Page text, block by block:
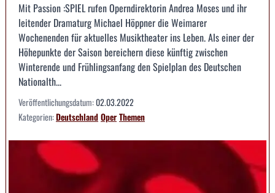
Mit Passion :SPIEL rufen Operndirektorin Andrea Moses und ihr
leitender Dramaturg Michael Höppner die Weimarer
Wochenenden für aktuelles Musiktheater ins Leben. Als einer der
Höhepunkte der Saison bereichern diese künftig zwischen
Winterende und Frühlingsanfang den Spielplan des Deutschen
Nationalth...
Veröffentlichungsdatum:02.03.2022
Kategorien:DeutschlandOperThemen